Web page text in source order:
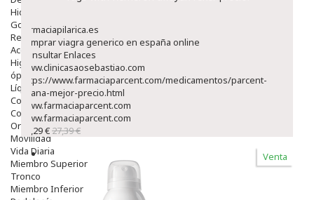
Hidratantes
Golpes Y Hematomas
Repelentes De Mosquitos
Accesorios
Higiene
óptica
Líquidos Lentillas
Colirios
Complementos Alimentarios.
Ortopedia - Accesorios
Movilidad
Vida Diaria
Miembro Superior
Tronco
Miembro Inferior
farmaciapilarica.es
comprar viagra generico en españa online
Consultar Enlaces
www.clinicasaosebastiao.com
https://www.farmaciaparcent.com/medicamentos/parcent-
avana-mejor-precio.html
www.farmaciaparcent.com
www.farmaciaparcent.com
23,29 €27,39 €
Venta